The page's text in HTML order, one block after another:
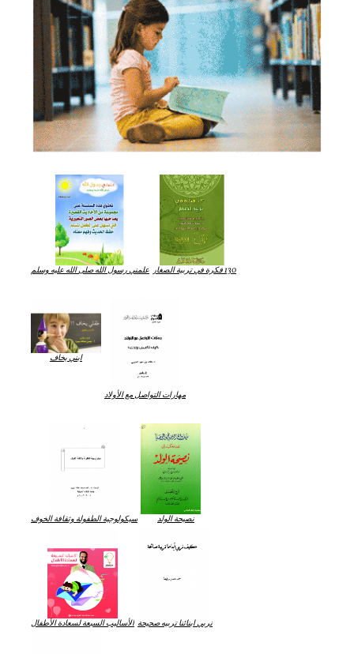
130 فكرة في تربية الصغار علمني رسول الله صلى الله عليه وسلم
مهارات التواصل مع الأولاد
ابني يخاف
نصيحة الولد سيكولوجية الطفولة وثقافة الخوف
نربي ابنائنا تربيه صحيحة الأساليب السبعة لسعادة الأطفال